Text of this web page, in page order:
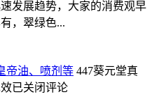
发展趋势，大家的消费观早
，翠绿色...
帝油、喷剂等 447葵元堂真
已关闭评论